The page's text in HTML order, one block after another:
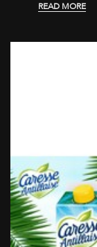
READ MORE